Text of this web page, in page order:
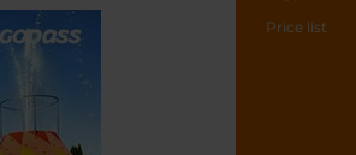
Price list